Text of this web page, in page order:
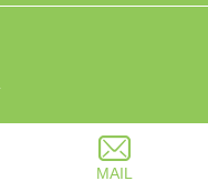
MAIL